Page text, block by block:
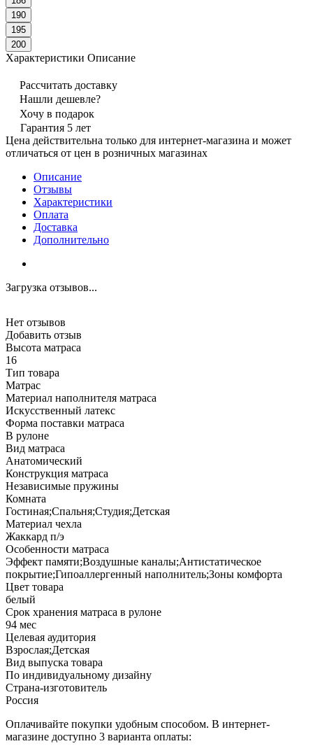
190
195
200
Характеристики Описание
Рассчитать доставку
Нашли дешевле?
Хочу в подарок
Гарантия 5 лет
Цена действительна только для интернет-магазина и может
отличаться от цен в розничных магазинах
Описание
Отзывы
Характеристики
Оплата
Доставка
Дополнительно
Загрузка отзывов...
Нет отзывов
Добавить отзыв
Высота матраса
16
Тип товара
Матрас
Материал наполнителя матраса
Искусственный латекс
Форма поставки матраса
В рулоне
Вид матраса
Анатомический
Конструкция матраса
Независимые пружины
Комната
Гостиная;Спальня;Студия;Детская
Материал чехла
Жаккард п/э
Особенности матраса
Эффект памяти;Воздушные каналы;Антистатическое
покрытие;Гипоаллергенный наполнитель;Зоны комфорта
Цвет товара
белый
Срок хранения матраса в рулоне
94 мес
Целевая аудитория
Взрослая;Детская
Вид выпуска товара
По индивидуальному дизайну
Страна-изготовитель
Россия
Оплачивайте покупки удобным способом. В интернет-
магазине доступно 3 варианта оплаты: